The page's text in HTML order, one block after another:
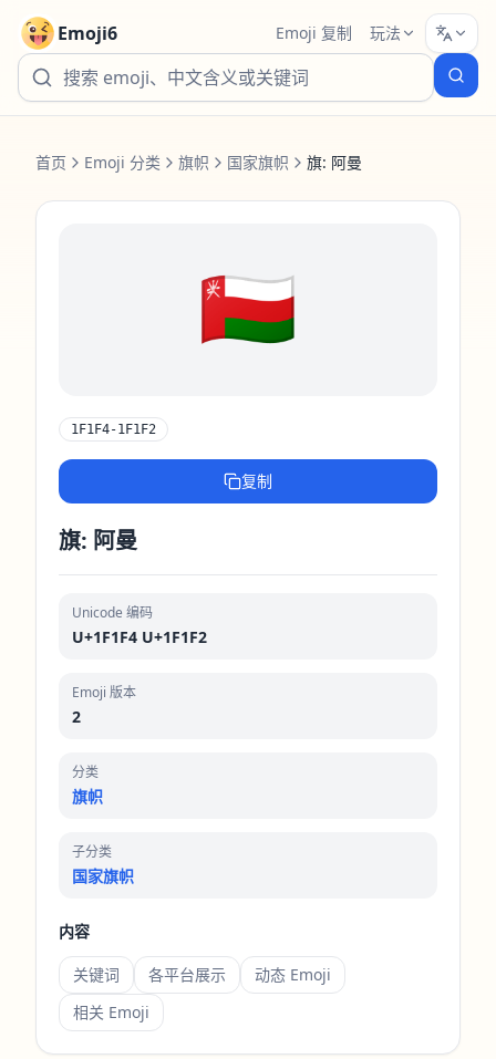
Emoji6 Emoji 复制 玩法
首页 Emoji 分类 旗帜 国家旗帜 旗: 阿曼
🇴🇲
1F1F4-1F1F2
复制
旗: 阿曼
Unicode 编码
U+1F1F4 U+1F1F2
Emoji 版本
2
分类
旗帜
子分类
国家旗帜
内容
关键词 各平台展示
动态 Emoji
相关 Emoji